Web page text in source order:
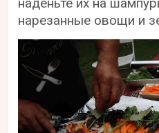
нарезанные овощи и